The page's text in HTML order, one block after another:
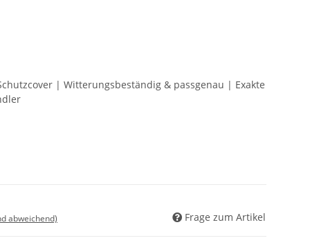
| Witterungsbeständig & passgenau | Exakte
abweichend) Frage zum Artikel